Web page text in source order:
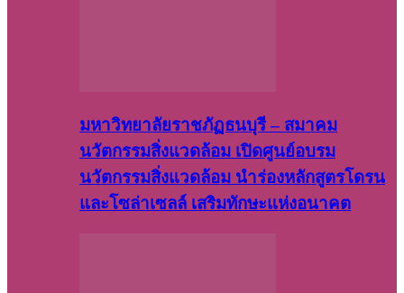
มหาวิทยาลัยราชภัฏธนบุรี – สมาคม
นวัตกรรมสิ่งแวดล้อม เปิดศูนย์อบรม
นวัตกรรมสิ่งแวดล้อม นำร่องหลักสูตรโดรน
และโซล่าเซลล์ เสริมทักษะแห่งอนาคต